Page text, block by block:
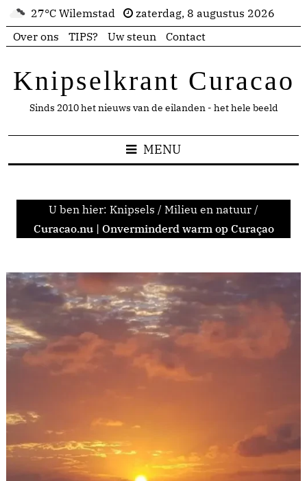
27°C Wilemstad
zaterdag, 8 augustus 2026
Over ons
TIPS? Uw steun Contact
Knipselkrant Curacao
Sinds 2010 het nieuws van de eilanden - het hele beeld
MENU
U ben hier: Knipsels / Milieu en natuur /
Curacao.nu | Onverminderd warm op Curaçao